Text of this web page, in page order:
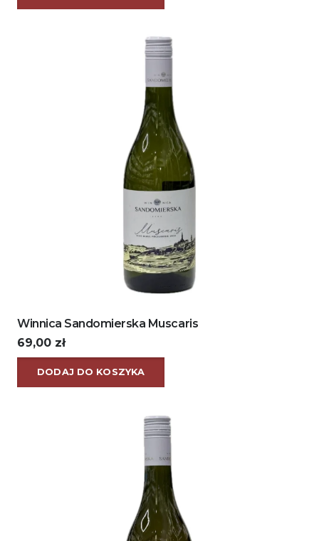
Winnica Sandomierska Muscaris
69,00 zł
DODAJ DO KOSZYKA